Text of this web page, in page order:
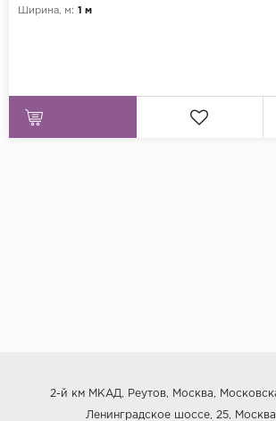
Ширина, м: 1 м
2-й км МКАД, Реутов, Москва,
Ленинградское шоссе, 25, Москва,